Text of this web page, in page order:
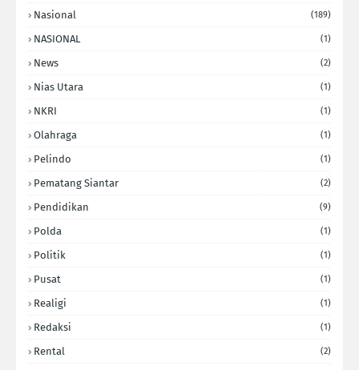
Nasional (189)
NASIONAL (1)
News (2)
Nias Utara (1)
NKRI (1)
Olahraga (1)
Pelindo (1)
Pematang Siantar (2)
Pendidikan (9)
Polda (1)
Politik (1)
Pusat (1)
Realigi (1)
Redaksi (1)
Rental (2)